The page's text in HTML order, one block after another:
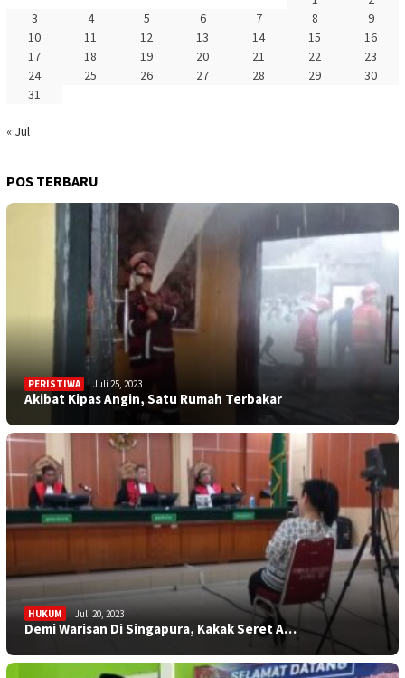
3
4 5 6 7 8
9
10
11 12 13 14 15
16
17
18 19 20 21 22
23
24
25 26 27 28 29
30
31
« Jul
POS TERBARU
PERISTIWA Juli 25, 2023
Akibat Kipas Angin, Satu Rumah Terbakar
HUKUM Juli 20, 2023
Demi Warisan Di Singapura, Kakak Seret A…